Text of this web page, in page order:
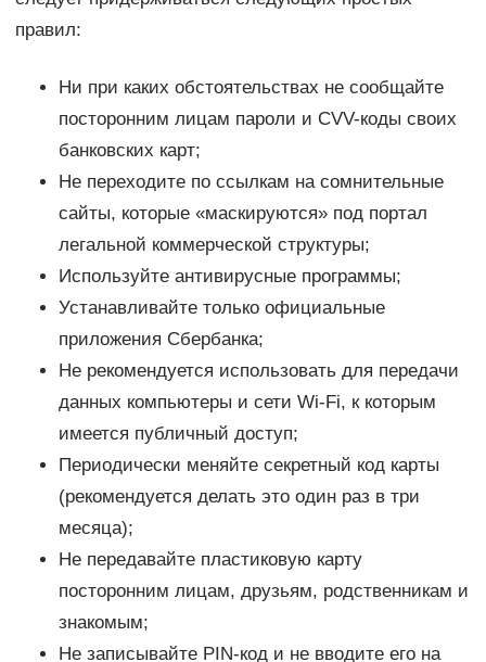
правил:
Ни при каких обстоятельствах не сообщайте
посторонним лицам пароли и CVV-коды своих
банковских карт;
Не переходите по ссылкам на сомнительные
сайты, которые «маскируются» под портал
легальной коммерческой структуры;
Используйте антивирусные программы;
Устанавливайте только официальные
приложения Сбербанка;
Не рекомендуется использовать для передачи
данных компьютеры и сети Wi-Fi, к которым
имеется публичный доступ;
Периодически меняйте секретный код карты
(рекомендуется делать это один раз в три
месяца);
Не передавайте пластиковую карту
посторонним лицам, друзьям, родственникам и
знакомым;
Не записывайте PIN-код и не вводите его на